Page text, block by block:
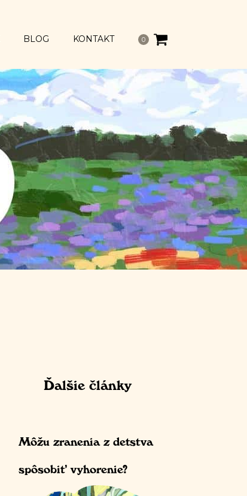
BLOG KONTAKT 0
Ďalšie články
Môžu zranenia z detstva
spôsobiť vyhorenie?